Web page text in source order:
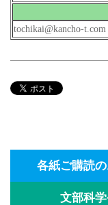
tochikai@kancho-t.com
各紙ご購読
文部科